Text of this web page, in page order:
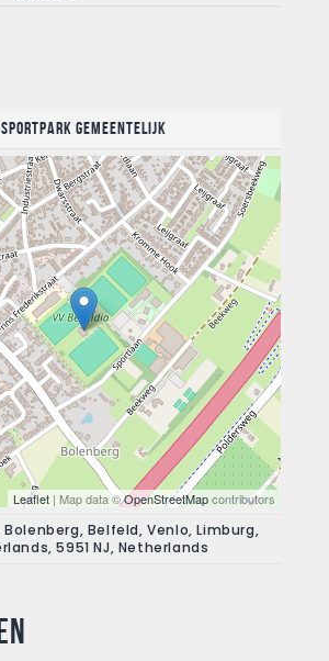
Sportpark Gemeentelijk
Leaflet | Map data ©OpenStreetMapcontributors
Belfeld, Venlo, Limburg,
5951 NJ, Netherlands